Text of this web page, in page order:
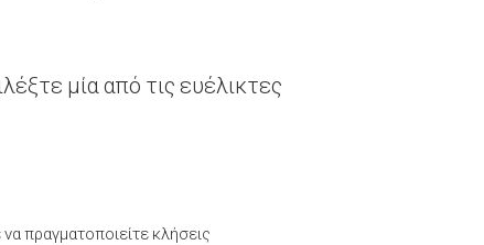
μία από τις ευέλικτες
πραγματοποιείτε κλήσεις